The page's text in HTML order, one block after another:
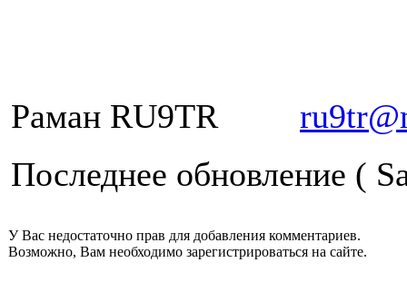
Раман RU9TR
Последнее обновление (
У Вас недостаточно прав для добавления комментариев.
Возможно, Вам необходимо зарегистрироваться на сайте.